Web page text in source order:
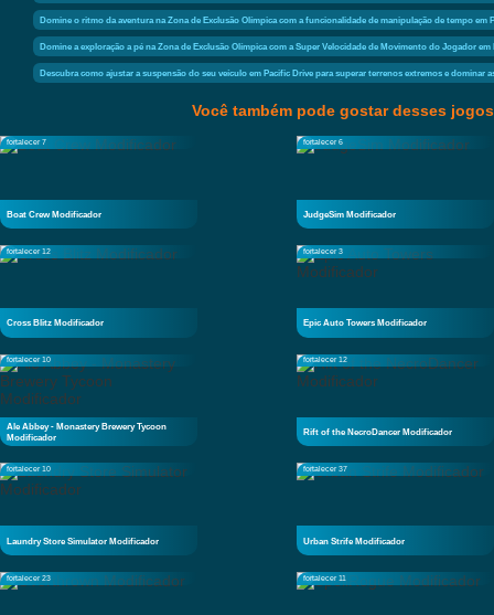
Domine o ritmo da aventura na Zona de Exclusão Olímpica com a funcionalidade de manipulação de tempo em
Domine a exploração a pé na Zona de Exclusão Olímpica com a Super Velocidade de Movimento do Jogador em
Descubra como ajustar a suspensão do seu veículo em Pacific Drive para superar terrenos extremos e dominar
Você também pode gostar desses jogos
fortalecer 7
Boat Crew Modificador
fortalecer 6
JudgeSim Modificador
fortalecer 12
Cross Blitz Modificador
fortalecer 3
Epic Auto Towers Modificador
fortalecer 10
Ale Abbey - Monastery Brewery Tycoon
Modificador
fortalecer 12
Rift of the NecroDancer Modificador
fortalecer 10
Laundry Store Simulator Modificador
fortalecer 37
Urban Strife Modificador
fortalecer 23 fortalecer 11